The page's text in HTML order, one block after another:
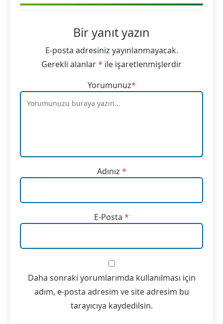
Bir yanıt yazın
E-posta adresiniz yayınlanmayacak.
Gerekli alanlar* ile işaretlenmişlerdir
Yorumunuz*
Adınız *
E-Posta *
Daha sonraki yorumlarımda kullanılması için
adım, e-posta adresim ve site adresim bu
tarayıcıya kaydedilsin.